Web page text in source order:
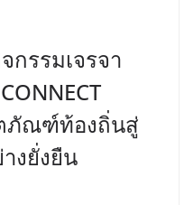
กรรมเจรจา
ภัณฑ์ท้องถิ่นสู่
งยั่งยืน